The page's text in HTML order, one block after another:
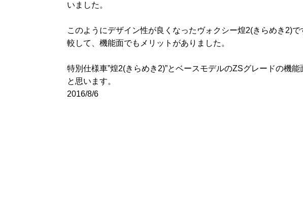
いました。
このようにデザイン性が良くなったヴォクシー煌2(きらめき2)
較して、機能面でもメリットがありました。
特別仕様車”煌2(きらめき2)”とベースモデルのZSグレードの機
と思います。
2016/8/6